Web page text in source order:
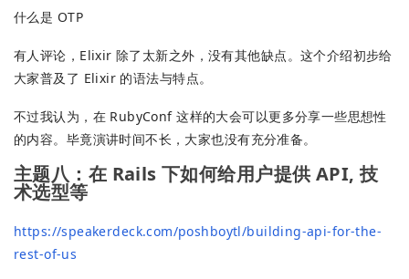
什么是 OTP
有人评论，Elixir 除了太新之外，没有其他缺点。这个介绍初步给
大家普及了 Elixir 的语法与特点。
不过我认为，在 RubyConf 这样的大会可以更多分享一些思想性
的内容。毕竟演讲时间不长，大家也没有充分准备。
主题八：在 Rails 下如何给用户提供 API, 技
术选型等
https://speakerdeck.com/poshboytl/building-api-for-the-
rest-of-us